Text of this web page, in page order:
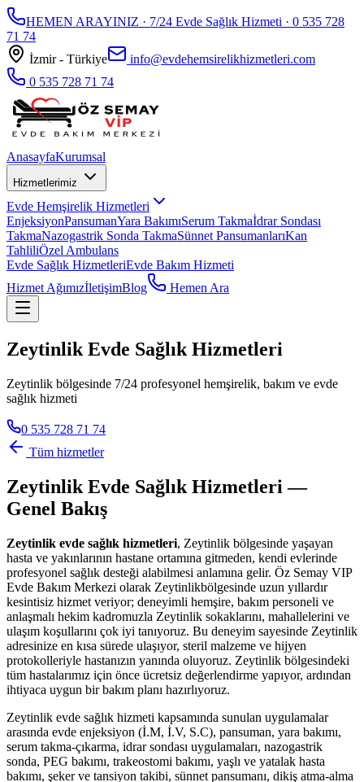
HEMEN ARAYINIZ · 7/24 Evde Sağlık Hizmeti · 0 535 728
71 74
İzmir - Türkiye
info@evdehemsirelikhizmetleri.com
0 535 728 71 74
AnasayfaKurumsal
Hizmetlerimiz
Evde Hemşirelik Hizmetleri
EnjeksiyonPansumanYara BakımıSerum Takmaİdrar Sondası
TakmaNazogastrik Sonda TakmaSünnet PansumanlarıKan
TahliliÖzel Ambulans
Evde Sağlık HizmetleriEvde Bakım Hizmeti
Hizmet AğımızİletişimBlog Hemen Ara
Zeytinlik Evde Sağlık Hizmetleri
Zeytinlik bölgesinde 7/24 profesyonel hemşirelik, bakım ve evde
sağlık hizmeti
0 535 728 71 74
Tüm hizmetler
Zeytinlik Evde Sağlık Hizmetleri —
Genel Bakış
Zeytinlik evde sağlık hizmetleri, Zeytinlik bölgesinde yaşayan
hasta ve yakınlarının hastane ortamına gitmeden, kendi evlerinde
profesyonel sağlık desteği alabilmesi anlamına gelir. Öz Semay VIP
Evde Bakım Merkezi olarak Zeytinlikbölgesinde uzun yıllardır
kesintisiz hizmet veriyor; deneyimli hemşire, bakım personeli ve
anlaşmalı hekim kadromuzla Zeytinlik sokaklarını, mahallelerini ve
ulaşım koşullarını çok iyi tanıyoruz. Bu deneyim sayesinde Zeytinlik
adresinize en kısa sürede ulaşıyor, steril malzeme ve hijyen
protokolleriyle hastanızın yanında oluyoruz. Zeytinlik bölgesindeki
tüm hastalarımız için önce ücretsiz değerlendirme yapıyor, ardından
ihtiyaca uygun bir bakım planı hazırlıyoruz.
Zeytinlik evde sağlık hizmeti kapsamında sunulan uygulamalar
arasında evde enjeksiyon (İ.M, İ.V, S.C), pansuman, yara bakımı,
serum takma-çıkarma, idrar sondası uygulamaları, nazogastrik
sonda, PEG bakımı, trakeostomi bakımı, yaşlı ve yatalak hasta
bakımı, şeker ve tansiyon takibi, sünnet pansumanı, dikiş atma-alma